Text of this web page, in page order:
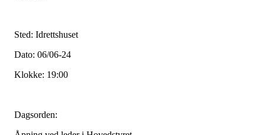
Sted: Idrettshuset
Dato: 06/06-24
Klokke: 19:00
Dagsorden: